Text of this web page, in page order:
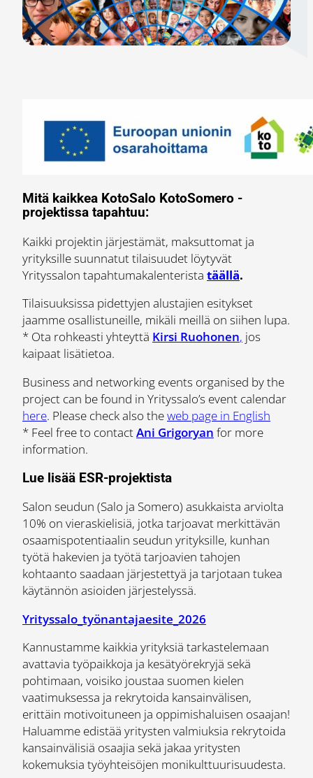
Mitä kaikkea KotoSalo KotoSomero -
projektissa tapahtuu:
Kaikki projektin järjestämät, maksuttomat ja
yrityksille suunnatut tilaisuudet löytyvät
Yrityssalon tapahtumakalenterista täällä.
Tilaisuuksissa pidettyjen alustajien esitykset
jaamme osallistuneille, mikäli meillä on siihen lupa.
* Ota rohkeasti yhteyttä Kirsi Ruohonen, jos
kaipaat lisätietoa.
Business and networking events organised by the
project can be found in Yrityssalo’s event calendar
here. Please check also theweb page in English
* Feel free to contactAni Grigoryan for more
information.
Lue lisää ESR-projektista
Salon seudun (Salo ja Somero) asukkaista arviolta
10% on vieraskielisiä, jotka tarjoavat merkittävän
osaamispotentiaalin seudun yrityksille, kunhan
työtä hakevien ja työtä tarjoavien tahojen
kohtaanto saadaan järjestettyä ja tarjotaan tukea
käytännön asioiden järjestelyssä.
Yrityssalo_työnantajaesite_2026
Kannustamme kaikkia yrityksiä tarkastelemaan
avattavia työpaikkoja ja kesätyörekryjä sekä
pohtimaan, voisiko joustaa suomen kielen
vaatimuksessa ja rekrytoida kansainvälisen,
erittäin motivoituneen ja oppimishaluisen osaajan!
Haluamme edistää yritysten valmiuksia rekrytoida
kansainvälisiä osaajia sekä jakaa yritysten
kokemuksia työyhteisöjen monikulttuurisuudesta.